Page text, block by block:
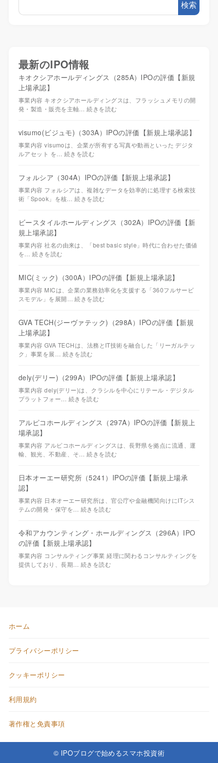
検索
最新のIPO情報
キオクシアホールディングス（285A）IPOの評価【新規
上場承認】
事業内容 キオクシアホールディングスは、フラッシュメモリの開
発・製造・販売を主軸…続きを読む
visumo(ビジュモ)（303A）IPOの評価【新規上場承認】
事業内容 visumoは、企業が所有する写真や動画といった デジタ
ルアセット を… 続きを読む
フォルシア（304A）IPOの評価【新規上場承認】
事業内容 フォルシアは、複雑なデータを効率的に処理する検索技
術「Spook」を核…続きを読む
ビースタイルホールディングス（302A）IPOの評価【新
規上場承認】
事業内容 社名の由来は、「best basic style」時代に合わせた価値
を…続きを読む
MIC(ミック)（300A）IPOの評価【新規上場承認】
事業内容 MICは、企業の業務効率化を支援する「360フルサービ
スモデル」を展開…続きを読む
GVA TECH(ジーヴァテック)（298A）IPOの評価【新規
上場承認】
事業内容 GVA TECHは、法務とIT技術を融合した「リーガルテッ
ク」事業を展… 続きを読む
dely(デリー)（299A）IPOの評価【新規上場承認】
事業内容 dely(デリー)は、クラシルを中心にリテール・デジタル
プラットフォー… 続きを読む
アルピコホールディングス（297A）IPOの評価【新規上
場承認】
事業内容 アルピコホールディングスは、長野県を拠点に流通、運
輸、観光、不動産、そ…続きを読む
日本オーエー研究所（5241）IPOの評価【新規上場承
認】
事業内容 日本オーエー研究所は、官公庁や金融機関向けにITシス
テムの開発・保守を… 続きを読む
令和アカウンティング・ホールディングス（296A）IPO
の評価【新規上場承認】
事業内容 コンサルティング事業 経理に関わるコンサルティングを
提供しており、長期… 続きを読む
ホーム
プライバシーポリシー
クッキーポリシー
利用規約
著作権と免責事項
© IPOブログで始めるスマホ投資術